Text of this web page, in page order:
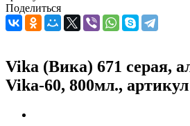
Поделиться
Vika (Вика) 671 серая,
Vika-60, 800мл., артикул